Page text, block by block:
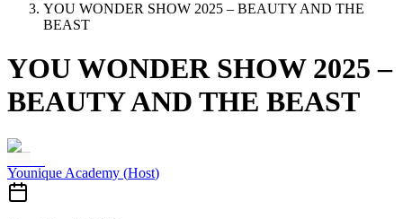
YOU WONDER SHOW 2025 – BEAUTY AND THE
BEAST
YOU WONDER SHOW 2025 –
BEAUTY AND THE BEAST
Younique Academy (Host)